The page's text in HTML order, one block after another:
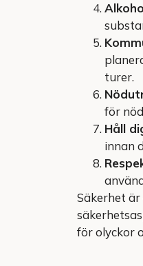
turer.
för
Håll
innan
Säkerhet är
för olyckor